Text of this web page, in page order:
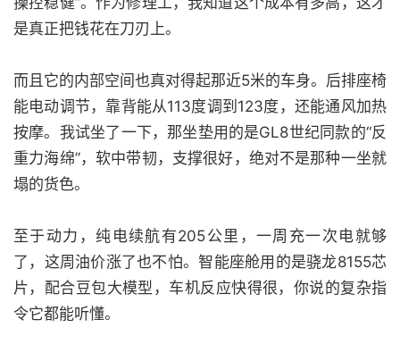
是真正把钱花在刀刃上。
而且它的内部空间也真对得起那近5米的车身。后排座椅
能电动调节，靠背能从113度调到123度，还能通风加热
按摩。我试坐了一下，那坐垫用的是GL8世纪同款的“反
重力海绵”，软中带韧，支撑很好，绝对不是那种一坐就
塌的货色。
至于动力，纯电续航有205公里，一周充一次电就够
了，这周油价涨了也不怕。智能座舱用的是骁龙8155芯
片，配合豆包大模型，车机反应快得很，你说的复杂指
令它都能听懂。